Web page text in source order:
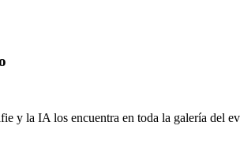
y la IA los encuentra en toda la galería del